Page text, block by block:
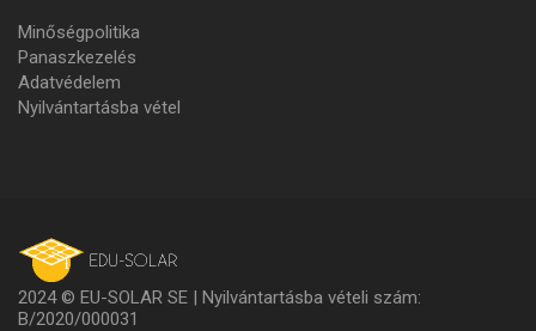
Minőségpolitika
Panaszkezelés
Adatvédelem
Nyilvántartásba vétel
2024 © EU-SOLAR SE | Nyilvántartásba vételi szám:
B/2020/000031